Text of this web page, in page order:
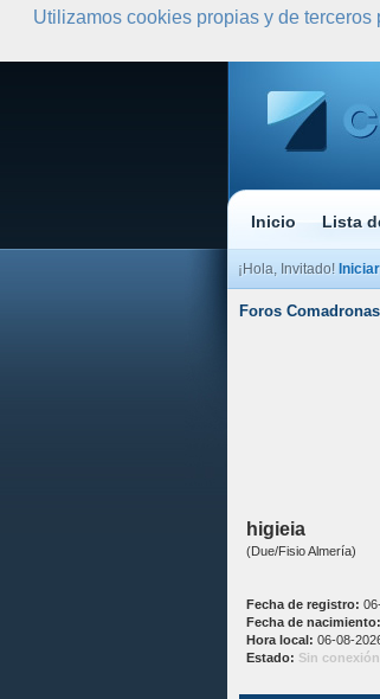
Inicio Lista
¡Hola, Invitado!
Foros
higieia
(Due/Fisio Almería)
Fecha de registro:
Fecha de nacimiento:
Hora local: 06-08-
Estado: Sin conexión
Utilizamos cookies propias y de